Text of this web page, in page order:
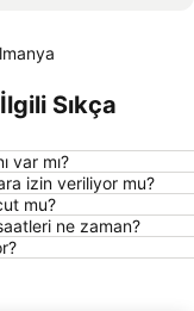
Karlsruhe
Mannheim
West
Planetarium
Sıkça
var mı?
izin veriliyor mu?
mu?
ne zaman?